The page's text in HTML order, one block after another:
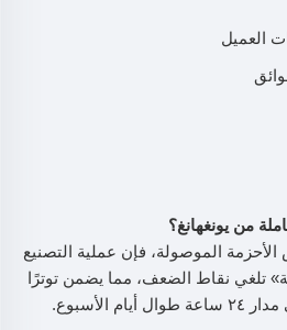
العميل
من يونغهانغ؟
الموصولة، فإن عملية التصنيع
تلغي نقاط الضعف، مما يضمن توترًا